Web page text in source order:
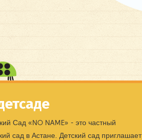
Сад «NO NAME» - это частный
сад в Астане. Детский сад приглашает